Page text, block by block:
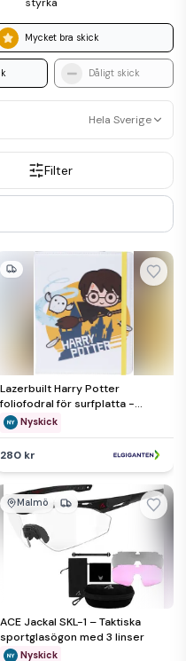
Mycket bra skick
Dåligt skick
Hela Sverige
Filter
Lazerbuilt Harry Potter
foliofodral för surfplatta -
Nyskick - i originalförpackning
Nyskick
280 kr
Malmö
ACE Jackal SKL-1 – Taktiska
sportglasögon med 3 linser
Nyskick